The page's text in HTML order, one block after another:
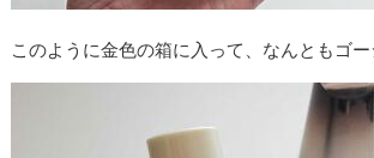
このように金色の箱に入って、なんともゴー